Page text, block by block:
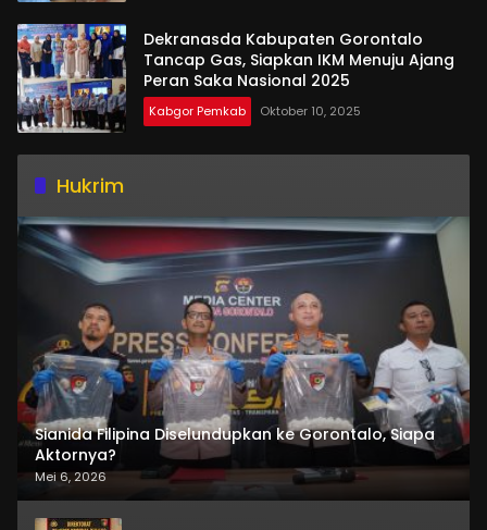
Dekranasda Kabupaten Gorontalo
Tancap Gas, Siapkan IKM Menuju Ajang
Peran Saka Nasional 2025
Kabgor Pemkab Oktober 10, 2025
Hukrim
Sianida Filipina Diselundupkan ke Gorontalo, Siapa
Aktornya?
Mei 6, 2026